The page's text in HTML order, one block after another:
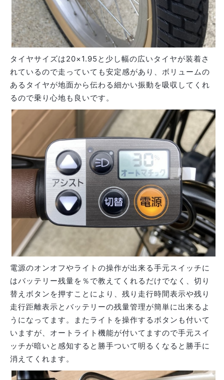
タイヤサイズは20×1.95と少し幅の広いタイヤが装着さ
れているので走っていても安定感があり、ボリュームの
あるタイヤが地面から伝わる細かい振動を吸収してくれ
るので乗り心地も良いです。
電源のオンオフやライトの操作が出来る手元スイッチに
はバッテリー残量を％で教えてくれるだけでなく、切り
替えボタンを押すことにより、残り走行時間表示や残り
走行距離表示とバッテリーの残量管理が簡単に出来るよ
うになってます。またライトを操作するボタンも付いて
いますが、オートライト機能が付いてますので手元スイ
ッチが暗いと感知すると勝手ついて明るくなると勝手に
消えてくれます。